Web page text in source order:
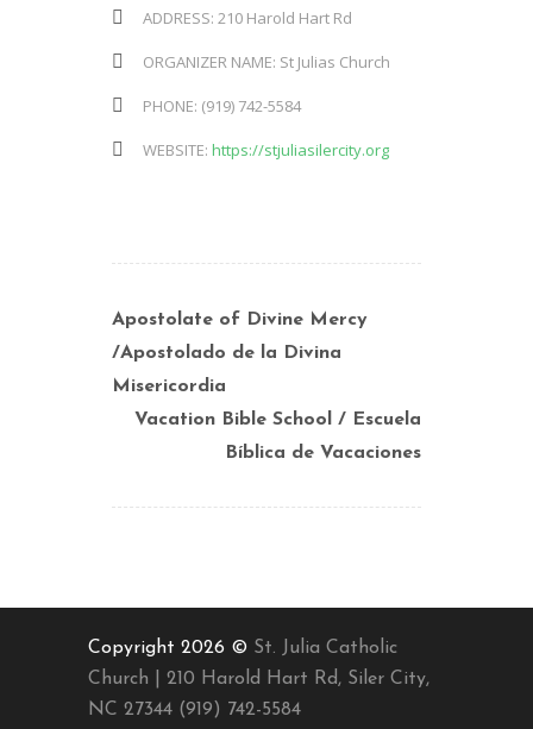
ADDRESS: 210 Harold Hart Rd
ORGANIZER NAME: St Julias Church
PHONE: (919) 742-5584
WEBSITE: https://stjuliasilercity.org
Apostolate of Divine Mercy
/Apostolado de la Divina
Misericordia
Vacation Bible School / Escuela
Bíblica de Vacaciones
Copyright 2026 © St. Julia Catholic
Church | 210 Harold Hart Rd, Siler City,
NC 27344 (919) 742-5584